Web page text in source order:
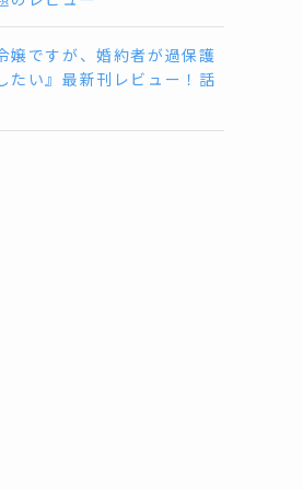
嬢ですが、婚約者が過保護
たい』最新刊レビュー！話